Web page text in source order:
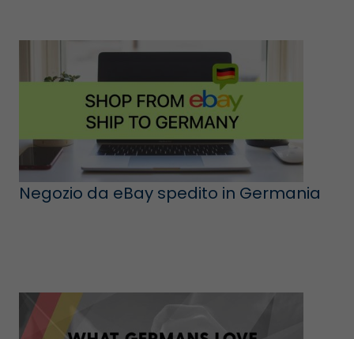
Negozio da eBay spedito in Germania